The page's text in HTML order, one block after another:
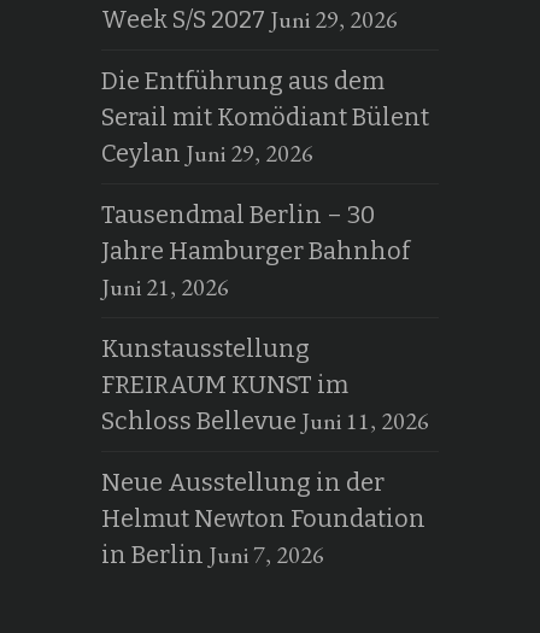
Week S/S 2027 Juni 29, 2026
Die Entführung aus dem
Serail mit Komödiant Bülent
Ceylan Juni 29, 2026
Tausendmal Berlin – 30
Jahre Hamburger Bahnhof
Juni 21, 2026
Kunstausstellung
FREIRAUM KUNST im
Schloss Bellevue Juni 11, 2026
Neue Ausstellung in der
Helmut Newton Foundation
in Berlin Juni 7, 2026